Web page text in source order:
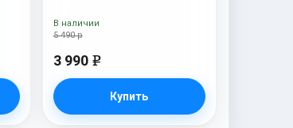
5 490 р
3 990 e
Купить
В наличии